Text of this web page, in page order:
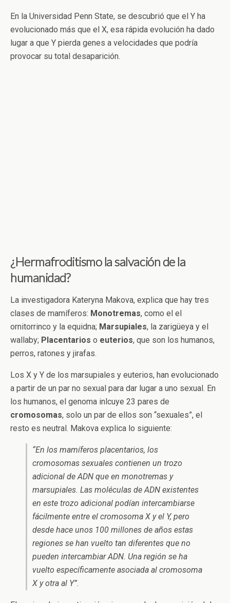
En la Universidad Penn State, se descubrió que el Y ha
evolucionado más que el X, esa rápida evolución ha dado
lugar a que Y pierda genes a velocidades que podría
provocar su total desaparición.
¿Hermafroditismo la salvación de la
humanidad?
La investigadora Kateryna Makova, explica que hay tres
clases de mamíferos: Monotremas, como el el
ornitorrinco y la equidna; Marsupiales, la zarigüeya y el
wallaby; Placentarios o euterios, que son los humanos,
perros, ratones y jirafas.
Los X y Y de los marsupiales y euterios, han evolucionado
a partir de un par no sexual para dar lugar a uno sexual. En
los humanos, el genoma inlcuye 23 pares de
cromosomas, solo un par de ellos son “sexuales”, el
resto es neutral. Makova explica lo siguiente:
“En los mamíferos placentarios, los
cromosomas sexuales contienen un trozo
adicional de ADN que en monotremas y
marsupiales. Las moléculas de ADN existentes
en este trozo adicional podían intercambiarse
fácilmente entre el cromosoma X y el Y, pero
desde hace unos 100 millones de años estas
regiones se han vuelto tan diferentes que no
pueden intercambiar ADN. Una región se ha
vuelto específicamente asociada al cromosoma
X y otra al Y”.